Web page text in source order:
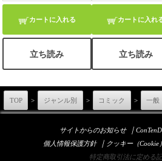
カートに入れる
立ち読み
カートに入れ
立ち読み
TOP > ジャンル別 > コミック > 一般
サイトからのお知らせ ｜
個人情報保護方針
｜ クッキー（Cookie
特定商取引法に定める